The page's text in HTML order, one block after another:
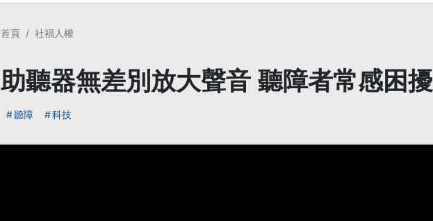
首頁 社福人權
助聽器無差別放大聲音 聽障者常感困擾
聽障 科技